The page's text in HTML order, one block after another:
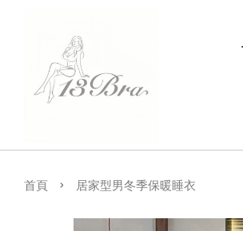
首頁 › 居家型男冬季保暖睡衣